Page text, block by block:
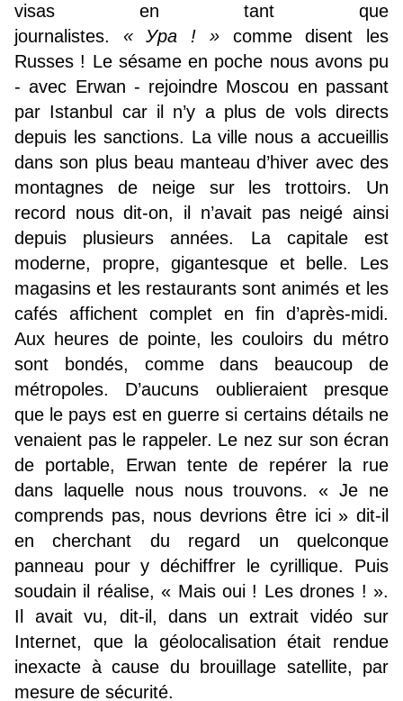
visas en tant que
journalistes. « Ура ! »comme disent les
Russes ! Le sésame en poche nous avons pu
- avec Erwan - rejoindre Moscou en passant
par Istanbul car il n’y a plus de vols directs
depuis les sanctions. La ville nous a accueillis
dans son plus beau manteau d’hiver avec des
montagnes de neige sur les trottoirs. Un
record nous dit-on, il n’avait pas neigé ainsi
depuis plusieurs années. La capitale est
moderne, propre, gigantesque et belle. Les
magasins et les restaurants sont animés et les
cafés affichent complet en fin d’après-midi.
Aux heures de pointe, les couloirs du métro
sont bondés, comme dans beaucoup de
métropoles. D’aucuns oublieraient presque
que le pays est en guerre si certains détails ne
venaient pas le rappeler. Le nez sur son écran
de portable, Erwan tente de repérer la rue
dans laquelle nous nous trouvons. « Je ne
comprends pas, nous devrions être ici » dit-il
en cherchant du regard un quelconque
panneau pour y déchiffrer le cyrillique. Puis
soudain il réalise, « Mais oui ! Les drones ! ».
Il avait vu, dit-il, dans un extrait vidéo sur
Internet, que la géolocalisation était rendue
inexacte à cause du brouillage satellite, par
mesure de sécurité.